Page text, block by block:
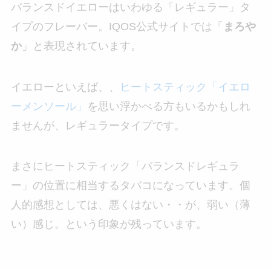
バランスドイエローはいわゆる「レギュラー」タ
イプのフレーバー。IQOS公式サイトでは「
まろや
か」と表現されています。
イエローといえば、、
ヒートスティック「イエロ
ーメンソール」
を思い浮かべる方もいるかもしれ
ませんが、レギュラータイプです。
まさにヒートスティック「バランスドレギュラ
ー」の位置に相当するタバコになっています。個
人的感想としては、悪くはない・・が、弱い（薄
い）感じ。という印象が残っています。